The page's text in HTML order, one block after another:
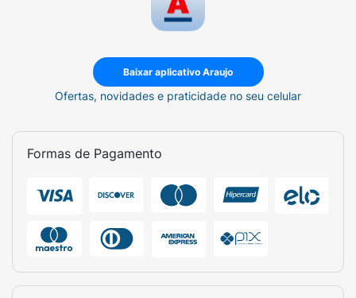
Baixar aplicativo Araujo
Ofertas, novidades e praticidade no seu celular
Formas de Pagamento